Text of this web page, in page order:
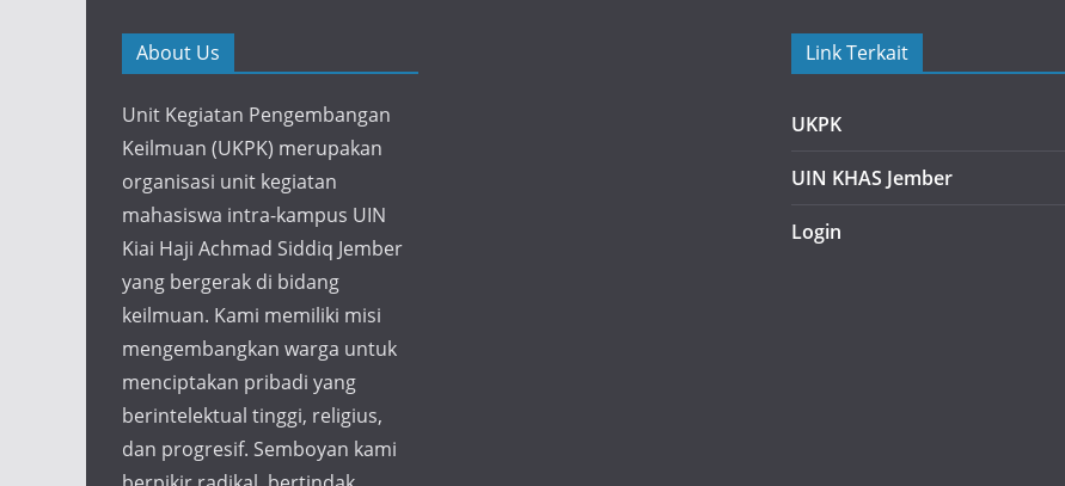
About Us
Unit Kegiatan Pengembangan
Keilmuan (UKPK) merupakan
organisasi unit kegiatan
mahasiswa intra-kampus UIN
Kiai Haji Achmad Siddiq Jember
yang bergerak di bidang
keilmuan. Kami memiliki misi
mengembangkan warga untuk
menciptakan pribadi yang
berintelektual tinggi, religius,
dan progresif. Semboyan kami
Link Terkait
UKPK
UIN KHAS Jember
Login